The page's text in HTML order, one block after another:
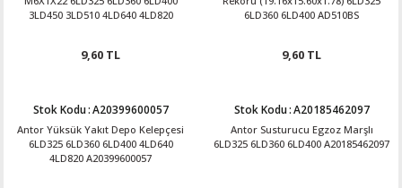
3LD450 3LD510 4LD640 4LD820
9,60 TL
6LD360 6LD400 AD510BS
9,60 TL
Stok Kodu:A20399600057
Antor Yüksük Yakıt Depo Kelepçesi
6LD325 6LD360 6LD400 4LD640
4LD820 A20399600057
Stok Kodu:A20185462097
Antor Susturucu Egzoz Marşlı
6LD325 6LD360 6LD400 A20185462097